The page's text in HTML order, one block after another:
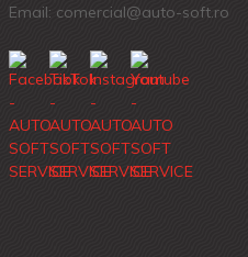
Email: comercial@auto-soft.ro